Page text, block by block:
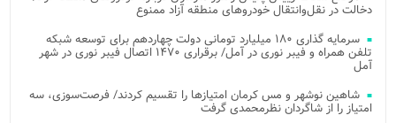
دخالت در نقل‌وانتقال خودروهای منطقه آزاد ممنوع
سرمایه گذاری ۱۸۰ میلیارد تومانی دولت چهاردهم برای توسعه شبکه
تلفن همراه و فیبر نوری در آمل/ برقراری ۱۴۷۰ اتصال فیبر نوری در شهر
آمل
شاهین نوشهر و مس کرمان امتیازها را تقسیم کردند/ فرصت‌سوزی، سه
امتیاز را از شاگردان نظرمحمدی گرفت